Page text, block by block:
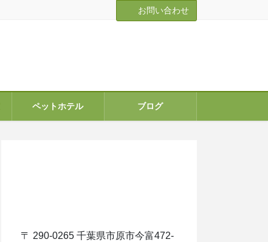
お問い合わせ
ペットホテル ブログ
〒 290-0265 千葉県市原市今富472-